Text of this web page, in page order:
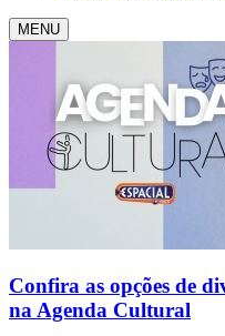
MENU
Confira as opções de
na Agenda Cultural